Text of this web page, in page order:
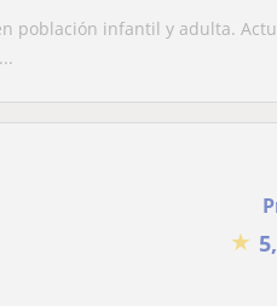
población infantil y adulta.
★